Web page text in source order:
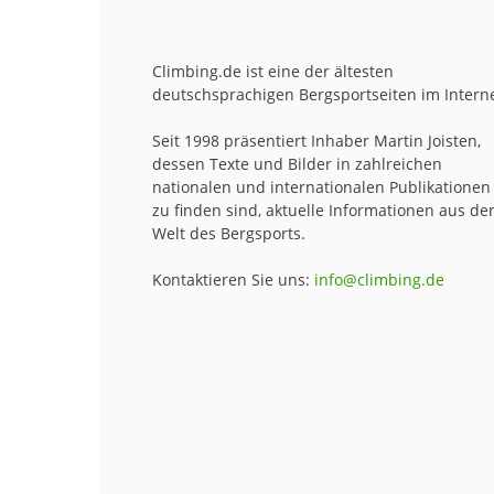
Climbing.de ist eine der ältesten
deutschsprachigen Bergsportseiten im
Seit 1998 präsentiert Inhaber Martin Joisten,
dessen Texte und Bilder in zahlreichen
nationalen und internationalen Publikationen
zu finden sind, aktuelle Informationen aus der
Welt des Bergsports.
Kontaktieren Sie uns: info@climbing.de